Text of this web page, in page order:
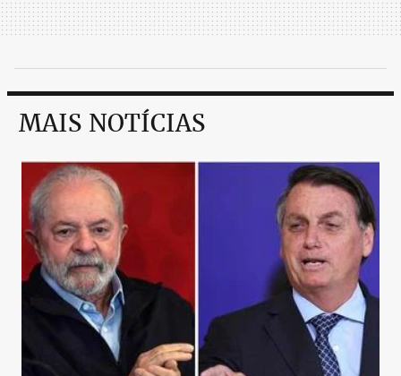
MAIS NOTÍCIAS